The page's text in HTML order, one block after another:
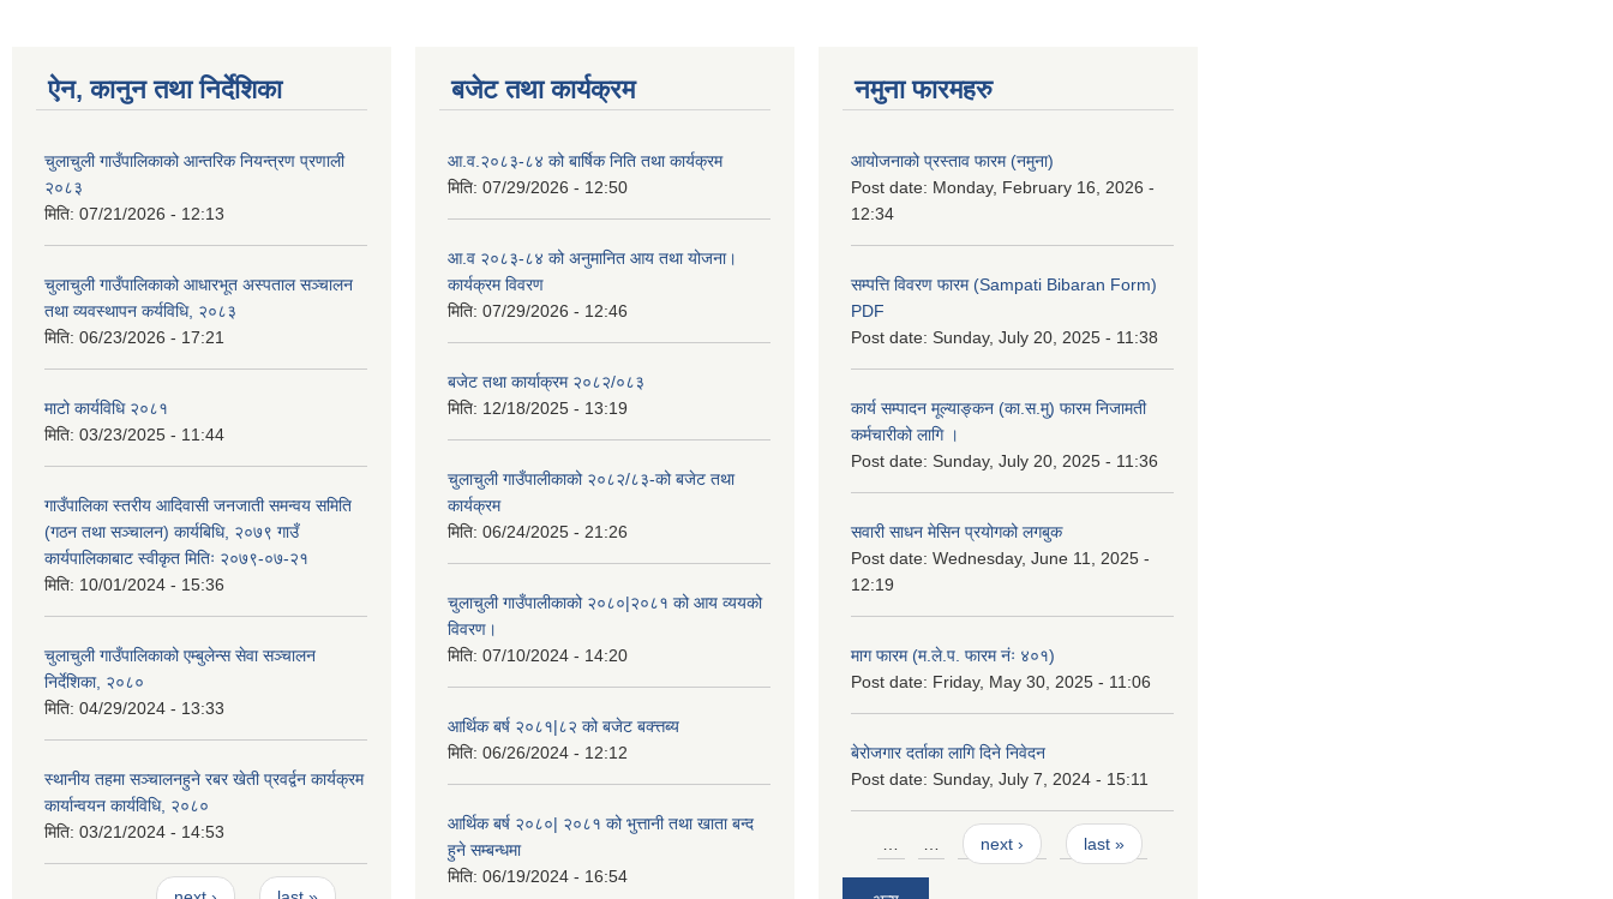
ऐन, कानुन तथा निर्देशिका
चुलाचुली गाउँपालिकाको आन्तरिक नियन्त्रण प्रणाली
२०८३
मिति: 07/21/2026 - 12:13
चुलाचुली गाउँपालिकाको आधारभूत अस्पताल सञ्चालन
तथा व्यवस्थापन कर्यविधि, २०८३
मिति: 06/23/2026 - 17:21
माटो कार्यविधि २०८१
मिति: 03/23/2025 - 11:44
गाउँपालिका स्तरीय आदिवासी जनजाती समन्वय समिति
(गठन तथा सञ्चालन) कार्यबिधि, २०७९ गाउँ
कार्यपालिकाबाट स्वीकृत मितिः २०७९-०७-२१
मिति: 10/01/2024 - 15:36
चुलाचुली गाउँपालिकाको एम्बुलेन्स सेवा सञ्चालन
निर्देशिका, २०८०
मिति: 04/29/2024 - 13:33
स्थानीय तहमा सञ्चालनहुने रबर खेती प्रवर्द्वन कार्यक्रम
कार्यान्वयन कार्यविधि, २०८०
मिति: 03/21/2024 - 14:53
बजेट तथा कार्यक्रम
आ.व.२०८३-८४ को बार्षिक निति तथा कार्यक्रम
मिति: 07/29/2026 - 12:50
आ.व २०८३-८४ को अनुमानित आय तथा योजना।
कार्यक्रम विवरण
मिति: 07/29/2026 - 12:46
बजेट तथा कार्याक्रम २०८२/०८३
मिति: 12/18/2025 - 13:19
चुलाचुली गाउँपालीकाको २०८२/८३-को बजेट तथा
कार्यक्रम
मिति: 06/24/2025 - 21:26
चुलाचुली गाउँपालीकाको २०८०|२०८१ को आय व्ययको
विवरण।
मिति: 07/10/2024 - 14:20
आर्थिक बर्ष २०८१|८२ को बजेट बक्त्तब्य
मिति: 06/26/2024 - 12:12
आर्थिक बर्ष २०८०| २०८१ को भुत्तानी तथा खाता बन्द
हुने सम्बन्धमा
मिति: 06/19/2024 - 16:54
नमुना फारमहरु
आयोजनाको प्रस्ताव फारम (नमुना)
Post date: Monday, February 16, 2026 -
12:34
सम्पत्ति विवरण फारम (Sampati Bibaran Form)
PDF
Post date: Sunday, July 20, 2025 - 11:38
कार्य सम्पादन मूल्याङ्कन (का.स.मु) फारम निजामती
कर्मचारीको लागि ।
Post date: Sunday, July 20, 2025 - 11:36
सवारी साधन मेसिन प्रयोगको लगबुक
Post date: Wednesday, June 11, 2025 -
12:19
माग फारम (म.ले.प. फारम नंः ४०१)
Post date: Friday, May 30, 2025 - 11:06
बेरोजगार दर्ताका लागि दिने निवेदन
Post date: Sunday, July 7, 2024 - 15:11
Pages next › last »